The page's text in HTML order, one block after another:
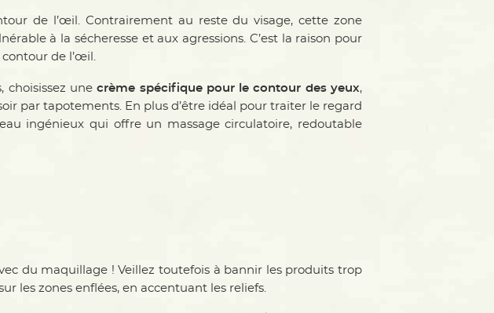
de l’œil. Contrairement au reste du visage, cette zone
à la sécheresse et aux agressions. C’est la raison pour
de l’œil.
choisissez unecrème spécifique pour le contour des yeux,
par tapotements. En plus d’être idéal pour traiter le regard
ingénieux qui offre un massage circulatoire, redoutable
du maquillage ! Veillez toutefois à bannir les produits trop
les zones enflées, en accentuant les reliefs.